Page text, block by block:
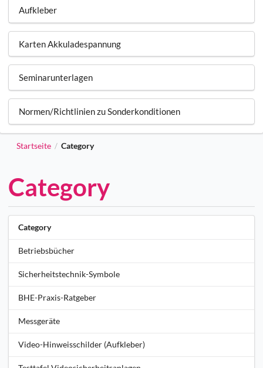
Aufkleber
Karten Akkuladespannung
Seminarunterlagen
Normen/Richtlinien zu Sonderkonditionen
Startseite / Category
Category
Category
Betriebsbücher
Sicherheitstechnik-Symbole
BHE-Praxis-Ratgeber
Messgeräte
Video-Hinweisschilder (Aufkleber)